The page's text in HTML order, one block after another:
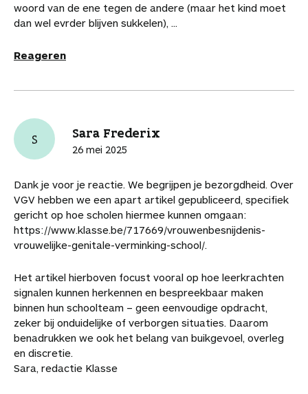
k
e
k
s
t
n
p
p
i
woord van de ene tegen de andere (maar het kind moet
dan wel evrder blijven sukkelen), ...
Reageren
S Sara Frederix
26 mei 2025
Dank je voor je reactie. We begrijpen je bezorgdheid. Over
VGV hebben we een apart artikel gepubliceerd, specifiek
gericht op hoe scholen hiermee kunnen omgaan:
https://www.klasse.be/717669/vrouwenbesnijdenis-
vrouwelijke-genitale-verminking-school/.
Het artikel hierboven focust vooral op hoe leerkrachten
signalen kunnen herkennen en bespreekbaar maken
binnen hun schoolteam – geen eenvoudige opdracht,
zeker bij onduidelijke of verborgen situaties. Daarom
benadrukken we ook het belang van buikgevoel, overleg
en discretie.
Sara, redactie Klasse